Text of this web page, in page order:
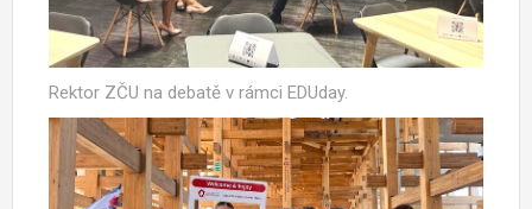
Rektor ZČU na debatě v rámci EDUday.